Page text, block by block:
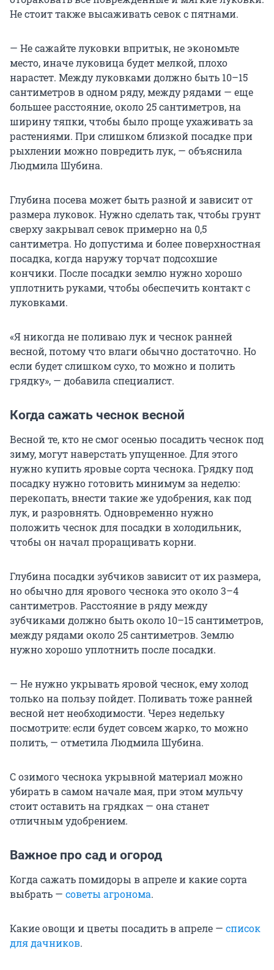
Не стоит также высаживать севок с пятнами.
— Не сажайте луковки впритык, не экономьте
место, иначе луковица будет мелкой, плохо
нарастет. Между луковками должно быть 10–15
сантиметров в одном ряду, между рядами — еще
большее расстояние, около 25 сантиметров, на
ширину тяпки, чтобы было проще ухаживать за
растениями. При слишком близкой посадке при
рыхлении можно повредить лук, — объяснила
Людмила Шубина.
Глубина посева может быть разной и зависит от
размера луковок. Нужно сделать так, чтобы грунт
сверху закрывал севок примерно на 0,5
сантиметра. Но допустима и более поверхностная
посадка, когда наружу торчат подсохшие
кончики. После посадки землю нужно хорошо
уплотнить руками, чтобы обеспечить контакт с
луковками.
«Я никогда не поливаю лук и чеснок ранней
весной, потому что влаги обычно достаточно. Но
если будет слишком сухо, то можно и полить
грядку», — добавила специалист.
Когда сажать чеснок весной
Весной те, кто не смог осенью посадить чеснок под
зиму, могут наверстать упущенное. Для этого
нужно купить яровые сорта чеснока. Грядку под
посадку нужно готовить минимум за неделю:
перекопать, внести такие же удобрения, как под
лук, и разровнять. Одновременно нужно
положить чеснок для посадки в холодильник,
чтобы он начал проращивать корни.
Глубина посадки зубчиков зависит от их размера,
но обычно для ярового чеснока это около 3–4
сантиметров. Расстояние в ряду между
зубчиками должно быть около 10–15 сантиметров,
между рядами около 25 сантиметров. Землю
нужно хорошо уплотнить после посадки.
— Не нужно укрывать яровой чеснок, ему холод
только на пользу пойдет. Поливать тоже ранней
весной нет необходимости. Через недельку
посмотрите: если будет совсем жарко, то можно
полить, — отметила Людмила Шубина.
С озимого чеснока укрывной материал можно
убирать в самом начале мая, при этом мульчу
стоит оставить на грядках — она станет
отличным удобрением.
Важное про сад и огород
Когда сажать помидоры в апреле и какие сорта
выбрать — советы агронома.
Какие овощи и цветы посадить в апреле — список
для дачников.